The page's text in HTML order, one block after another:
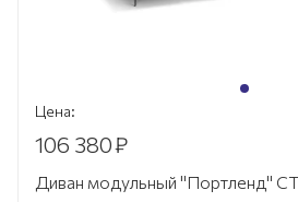
Цена:
106 380₽
Диван модульный "Портленд"